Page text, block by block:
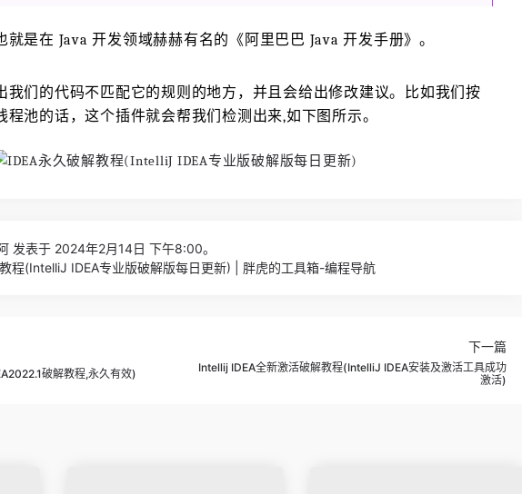
是在 Java 开发领域赫赫有名的《阿里巴巴 Java 开发手册》。
我们的代码不匹配它的规则的地方，并且会给出修改建议。比如我们按
程池的话，这个插件就会帮我们检测出来,如下图所示。
发表于 2024年2月14日 下午8:00。
程(IntelliJ IDEA专业版破解版每日更新) | 胖虎的工具箱-编程导航
破解教程,永久有效)
下一篇
Intellij IDEA全新激活破解教程(IntelliJ IDEA安装及激活工具成功
激活)